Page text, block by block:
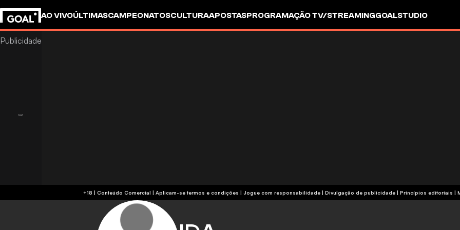
AO VIVOÚLTIMASCAMPEONATOSCULTURAAPOSTASPROGRAMAÇÃO TV/STREAMINGGOALSTUDIO
+18 | Conteúdo Comercial | Aplicam-se termos e condições | Jogue com responsabilidade | Divulgação de publicidade | Princípios editoriais |